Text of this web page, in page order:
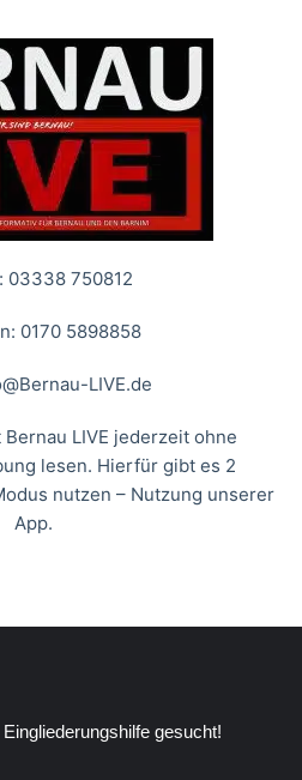
03338 750812
0170 5898858
LIVE.de
LIVE jederzeit ohne
lesen. Hierfür gibt es 2
nutzen – Nutzung unserer
App.
gesucht!